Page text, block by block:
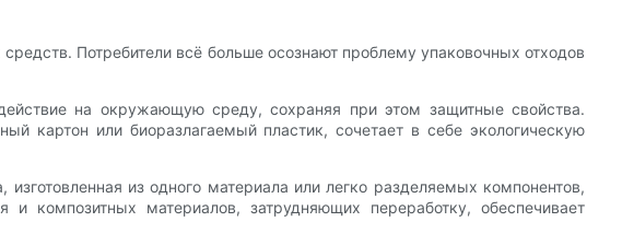
Потребители всё больше осознают проблему упаковочных отходов
на окружающую среду, сохраняя при этом защитные свойства.
картон или биоразлагаемый пластик, сочетает в себе экологическую
из одного материала или легко разделяемых компонентов,
композитных материалов, затрудняющих переработку, обеспечивает